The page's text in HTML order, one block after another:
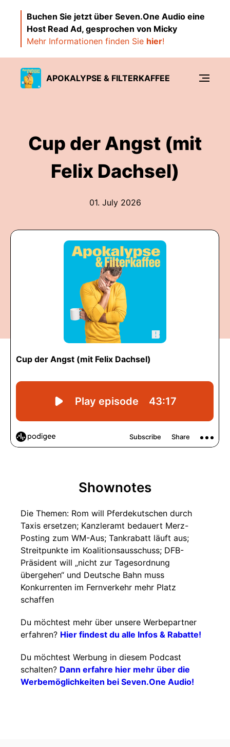
Buchen Sie jetzt über Seven.One Audio eine
Host Read Ad, gesprochen von Micky
Mehr Informationen finden Sie hier!
APOKALYPSE & FILTERKAFFEE
Cup der Angst (mit
Felix Dachsel)
01. July 2026
Shownotes
Die Themen: Rom will Pferdekutschen durch
Taxis ersetzen; Kanzleramt bedauert Merz-
Posting zum WM-Aus; Tankrabatt läuft aus;
Streitpunkte im Koalitionsausschuss; DFB-
Präsident will „nicht zur Tagesordnung
übergehen“ und Deutsche Bahn muss
Konkurrenten im Fernverkehr mehr Platz
schaffen
Du möchtest mehr über unsere Werbepartner
erfahren? Hier findest du alle Infos & Rabatte!
Du möchtest Werbung in diesem Podcast
schalten? Dann erfahre hier mehr über die
Werbemöglichkeiten bei Seven.One Audio!